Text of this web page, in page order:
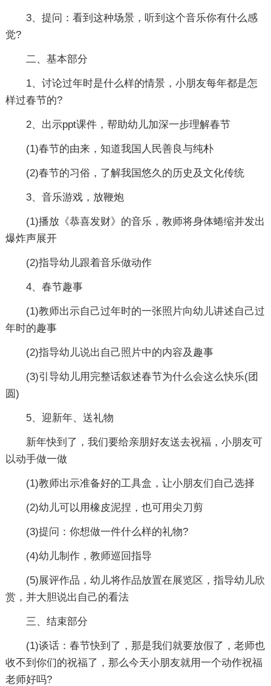
3、提问：看到这种场景，听到这个音乐你有什么感
觉?
二、基本部分
1、讨论过年时是什么样的情景，小朋友每年都是怎
样过春节的?
2、出示ppt课件，帮助幼儿加深一步理解春节
(1)春节的由来，知道我国人民善良与纯朴
(2)春节的习俗，了解我国悠久的历史及文化传统
3、音乐游戏，放鞭炮
(1)播放《恭喜发财》的音乐，教师将身体蜷缩并发出
爆炸声展开
(2)指导幼儿跟着音乐做动作
4、春节趣事
(1)教师出示自己过年时的一张照片向幼儿讲述自己过
年时的趣事
(2)指导幼儿说出自己照片中的内容及趣事
(3)引导幼儿用完整话叙述春节为什么会这么快乐(团
圆)
5、迎新年、送礼物
新年快到了，我们要给亲朋好友送去祝福，小朋友可
以动手做一做
(1)教师出示准备好的工具盒，让小朋友们自己选择
(2)幼儿可以用橡皮泥捏，也可用尖刀剪
(3)提问：你想做一件什么样的礼物?
(4)幼儿制作，教师巡回指导
(5)展评作品，幼儿将作品放置在展览区，指导幼儿欣
赏，并大胆说出自己的看法
三、结束部分
(1)谈话：春节快到了，那是我们就要放假了，老师也
收不到你们的祝福了，那么今天小朋友就用一个动作祝福
老师好吗?